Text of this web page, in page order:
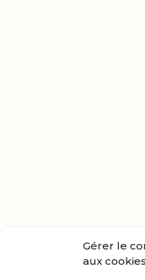
Gérer le
aux cookies